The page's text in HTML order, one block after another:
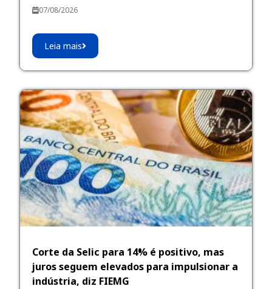
07/08/2026
Leia mais
Corte da Selic para 14% é positivo, mas
juros seguem elevados para impulsionar a
indústria, diz FIEMG